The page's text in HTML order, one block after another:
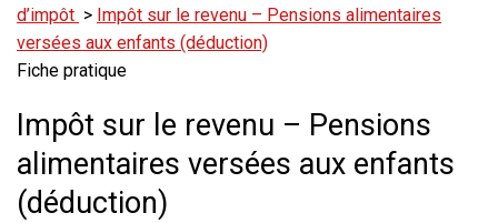
d’impôt > Impôt sur le revenu – Pensions alimentaires
versées aux enfants (déduction)
Fiche pratique
Impôt sur le revenu – Pensions
alimentaires versées aux enfants
(déduction)